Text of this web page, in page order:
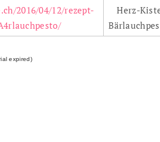
2016/04/12/rezept-
Herz-
expired)